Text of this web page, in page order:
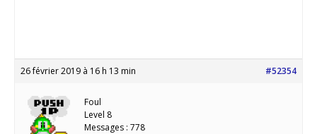
26 février 2019 à 16 h 13 min #52354
Foul
Level 8
Messages : 778